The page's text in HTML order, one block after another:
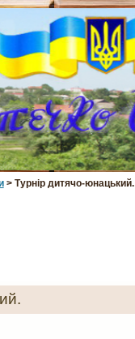
> Турнір дитячо-юнацький.